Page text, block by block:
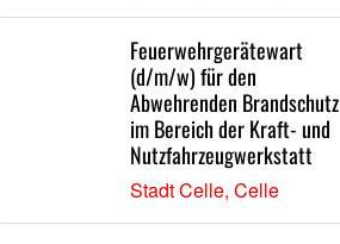
Feuerwehrgerätewart
(d/m/w) für den
Abwehrenden Brandschutz
im Bereich der Kraft- und
Nutzfahrzeugwerkstatt
Stadt Celle, Celle